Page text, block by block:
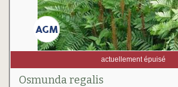
actuellement épuisé
Osmunda regalis